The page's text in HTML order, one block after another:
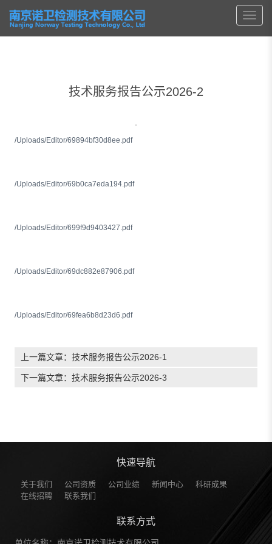
技术服务报告公示2026-2
/Uploads/Editor/69894bf30d8ee.pdf
/Uploads/Editor/69b0ca7eda194.pdf
/Uploads/Editor/699f9d9403427.pdf
/Uploads/Editor/69dc882e87906.pdf
/Uploads/Editor/69fea6b8d23d6.pdf
上一篇文章： 技术服务报告公示2026-1
下一篇文章： 技术服务报告公示2026-3
快速导航
关于我们 公司资质 公司业绩 新闻中心
科研成果
在线招聘
联系我们
联系方式